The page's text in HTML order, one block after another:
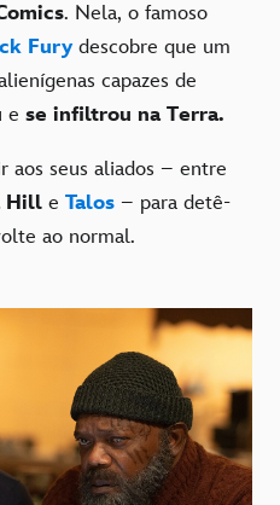
. Nela, o famoso
Fury descobre que um
capazes de
e se infiltrou na Terra.
aos seus aliados – entre
Hill e Talos – para detê-
ao normal.